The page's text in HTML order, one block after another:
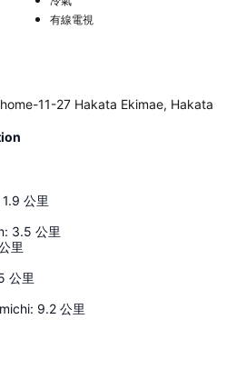
有線電視
11-27 Hakata Ekimae, Hakata
1.9 公里
: 3.5 公里
里
公里
: 9.2 公里